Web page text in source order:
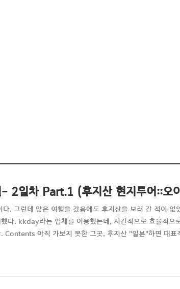
2일차 Part.1 (후지산 현지투어::오
. 그런데 많은 여행을 갔음에도 후지산을 보러 간 적이 없
다. kkday라는 업체를 이용했는데, 시간적으로 효율적으
Contents 아직 가보지 못한 그곳, 후지산 "일본"하면 대표
제로 구경만 하는 것이 아니라 산의 중간의 대피소(고고메